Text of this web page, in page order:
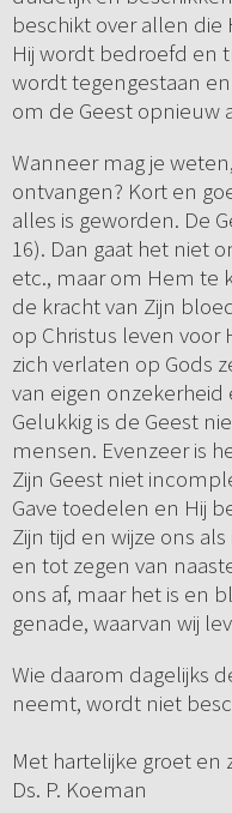
beschikt over allen
Hij wordt bedroefd en
wordt tegengestaan
om de Geest opnieuw
Wanneer mag je
ontvangen? Kort en
alles is geworden. De
16). Dan gaat het niet
etc., maar om Hem te
de kracht van Zijn
op Christus leven voor
zich verlaten op Gods
van eigen onzekerheid
Gelukkig is de Geest
mensen. Evenzeer is
Zijn Geest niet
Gave toedelen en Hij
Zijn tijd en wijze ons
en tot zegen van
ons af, maar het is en
genade, waarvan wij
Wie daarom dagelijks
neemt, wordt niet
Met hartelijke groet en
Ds. P. Koeman